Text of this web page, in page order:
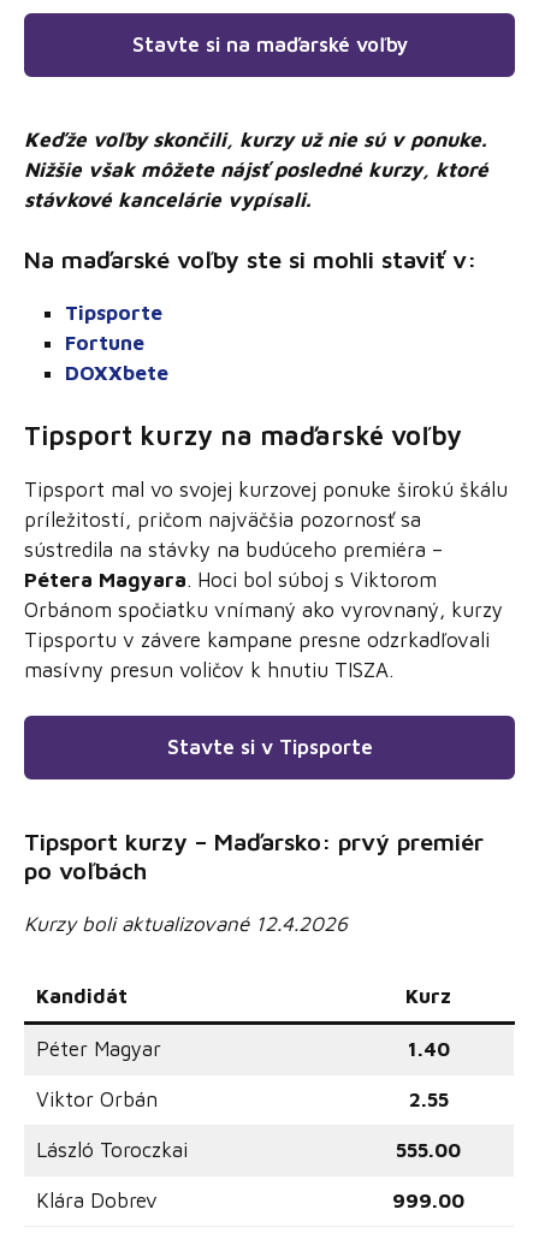
Stavte si na maďarské voľby
Keďže voľby skončili, kurzy už nie sú v ponuke.
Nižšie však môžete nájsť posledné kurzy, ktoré
stávkové kancelárie vypísali.
Na maďarské voľby ste si mohli staviť v:
Tipsporte
Fortune
DOXXbete
Tipsport kurzy na maďarské voľby
Tipsport mal vo svojej kurzovej ponuke širokú škálu
príležitostí, pričom najväčšia pozornosť sa
sústredila na stávky na budúceho premiéra –
Pétera Magyara. Hoci bol súboj s Viktorom
Orbánom spočiatku vnímaný ako vyrovnaný, kurzy
Tipsportu v závere kampane presne odzrkadľovali
masívny presun voličov k hnutiu TISZA.
Stavte si v Tipsporte
Tipsport kurzy – Maďarsko: prvý premiér
po voľbách
Kurzy boli aktualizované 12.4.2026
Kandidát Kurz
Péter Magyar 1.40
Viktor Orbán 2.55
László Toroczkai 555.00
Klára Dobrev 999.00